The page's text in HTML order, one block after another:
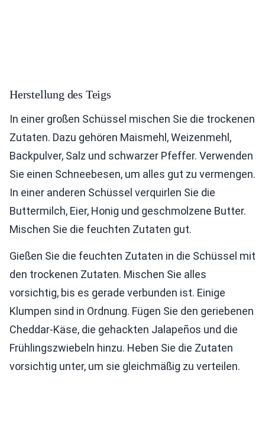
Herstellung des Teigs
In einer großen Schüssel mischen Sie die trockenen
Zutaten. Dazu gehören Maismehl, Weizenmehl,
Backpulver, Salz und schwarzer Pfeffer. Verwenden
Sie einen Schneebesen, um alles gut zu vermengen.
In einer anderen Schüssel verquirlen Sie die
Buttermilch, Eier, Honig und geschmolzene Butter.
Mischen Sie die feuchten Zutaten gut.
Gießen Sie die feuchten Zutaten in die Schüssel mit
den trockenen Zutaten. Mischen Sie alles
vorsichtig, bis es gerade verbunden ist. Einige
Klumpen sind in Ordnung. Fügen Sie den geriebenen
Cheddar-Käse, die gehackten Jalapeños und die
Frühlingszwiebeln hinzu. Heben Sie die Zutaten
vorsichtig unter, um sie gleichmäßig zu verteilen.